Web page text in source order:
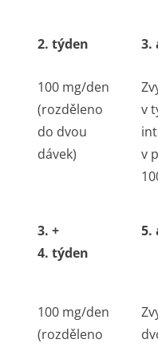
2. týden 3.
100 mg/den
(rozděleno
do dvou
dávek)
v
v
3. +
4. týden
5.
100 mg/den
(rozděleno